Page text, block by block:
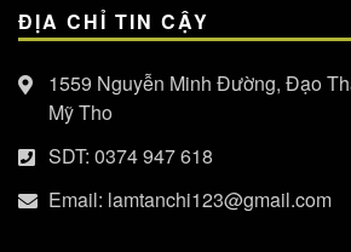
ĐỊA CHỈ TIN CẬY
1559 Nguyễn Minh Đường, Đạo
Mỹ Tho
SDT: 0374 947 618
Email: lamtanchi123@gmail.com